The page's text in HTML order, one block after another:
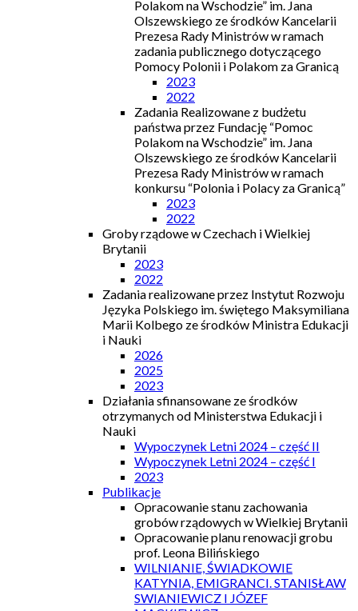
Polakom na Wschodzie” im. Jana
Olszewskiego ze środków Kancelarii
Prezesa Rady Ministrów w ramach
zadania publicznego dotyczącego
Pomocy Polonii i Polakom za Granicą
2023
2022
Zadania Realizowane z budżetu
państwa przez Fundację “Pomoc
Polakom na Wschodzie” im. Jana
Olszewskiego ze środków Kancelarii
Prezesa Rady Ministrów w ramach
konkursu “Polonia i Polacy za Granicą”
2023
2022
Groby rządowe w Czechach i Wielkiej
Brytanii
2023
2022
Zadania realizowane przez Instytut Rozwoju
Języka Polskiego im. świętego Maksymiliana
Marii Kolbego ze środków Ministra Edukacji
i Nauki
2026
2025
2023
Działania sfinansowane ze środków
otrzymanych od Ministerstwa Edukacji i
Nauki
Wypoczynek Letni 2024 – część II
Wypoczynek Letni 2024 – część I
2023
Publikacje
Opracowanie stanu zachowania
grobów rządowych w Wielkiej Brytanii
Opracowanie planu renowacji grobu
prof. Leona Bilińskiego
WILNIANIE, ŚWIADKOWIE
KATYNIA, EMIGRANCI. STANISŁAW
SWIANIEWICZ I JÓZEF